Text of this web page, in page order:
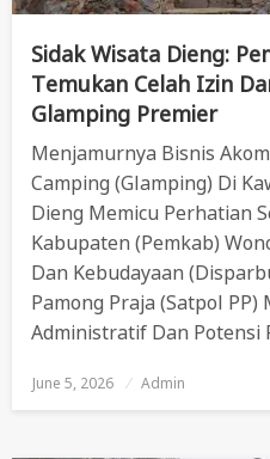
Sidak Wisata Dieng:
Temukan Celah Izin
Glamping Premier
Menjamurnya Bisnis
Camping (glamping) Di
Dieng Memicu Perhatian
Kabupaten (Pemkab)
Dan Kebudayaan
Pamong Praja (Satpol PP)
Administratif Dan Potensi
Posted
June 5, 2026 Admin